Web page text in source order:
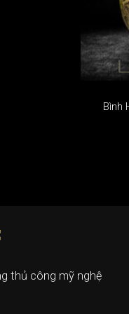
Bình
thủ công mỹ nghệ